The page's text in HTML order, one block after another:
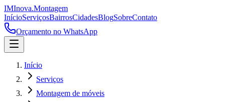
IMInova.Montagem
InícioServiçosBairrosCidadesBlogSobreContato
Orçamento no WhatsApp
Início
Serviços
Montagem de móveis